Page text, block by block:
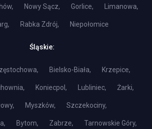
Nowy Sącz, Gorlice, Limanowa,
Rabka Zdrój, Niepołomice
Śląskie:
Bielsko-Biała, Krzepice,
Koniecpol, Lubliniec, Żarki,
Myszków, Szczekociny,
Bytom, Zabrze, Tarnowskie Góry,